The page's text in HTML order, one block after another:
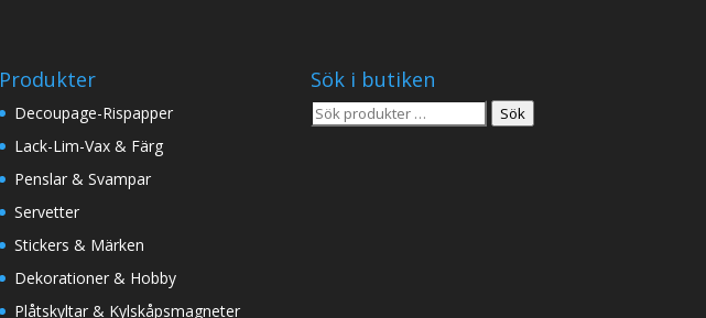
Produkter
Decoupage-Rispapper
Lack-Lim-Vax & Färg
Penslar & Svampar
Servetter
Stickers & Märken
Dekorationer & Hobby
Plåtskyltar & Kylskåpsmagneter
Sök i butiken
Sök
Sök